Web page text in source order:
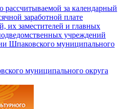
за календарный
заработной плате
их заместителей и главных
учреждений
Шпаковского муниципального
муниципального округа